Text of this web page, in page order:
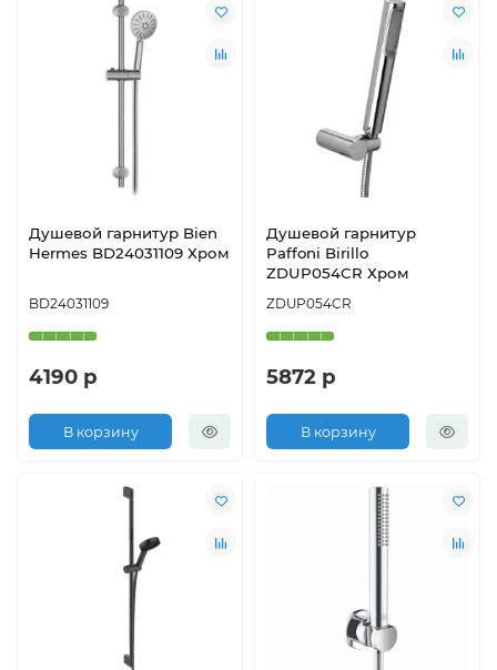
Душевой гарнитур Bien
Hermes BD24031109 Хром
BD24031109
4190 р
В корзину
Душевой гарнитур
Paffoni Birillo
ZDUP054CR Хром
ZDUP054CR
5872 р
В корзину